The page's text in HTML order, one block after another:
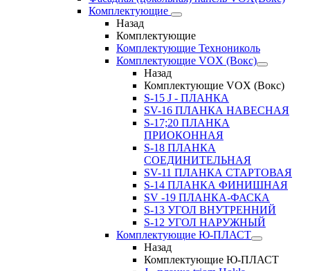
Комплектующие
Назад
Комплектующие
Комплектующие Технониколь
Комплектующие VOX (Вокс)
Назад
Комплектующие VOX (Вокс)
S-15 J - ПЛАНКА
SV-16 ПЛАНКА НАВЕСНАЯ
S-17;20 ПЛАНКА
ПРИОКОННАЯ
S-18 ПЛАНКА
СОЕДИНИТЕЛЬНАЯ
SV-11 ПЛАНКА СТАРТОВАЯ
S-14 ПЛАНКА ФИНИШНАЯ
SV -19 ПЛАНКА-ФАСКА
S-13 УГОЛ ВНУТРЕННИЙ
S-12 УГОЛ НАРУЖНЫЙ
Комплектующие Ю-ПЛАСТ
Назад
Комплектующие Ю-ПЛАСТ